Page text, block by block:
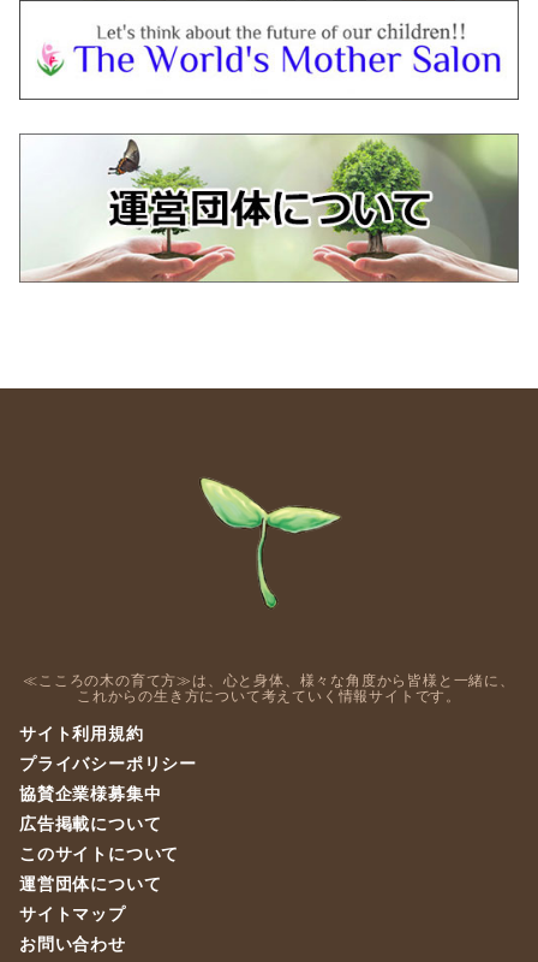
≪こころの木の育て方≫は、心と身体、様々な角度から皆様と一緒に、
これからの生き方について考えていく情報サイトです。
サイト利用規約
プライバシーポリシー
協賛企業様募集中
広告掲載について
このサイトについて
運営団体について
サイトマップ
お問い合わせ